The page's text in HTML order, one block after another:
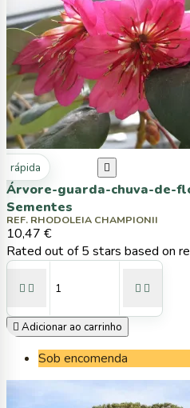
rápida 
Árvore-guarda-chuva-de-
Sementes
REF. RHODOLEIA CHAMPIONII
10,47 €
Rated out of 5 stars based on
   
 Adicionar ao carrinho
Sob encomenda